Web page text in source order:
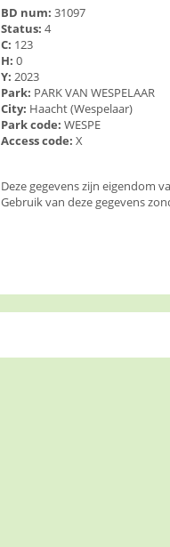
BD num: 31097
Status: 4
C: 123
H: 0
Y: 2023
Park: PARK VAN WESPELAAR
City: Haacht (Wespelaar)
Park code: WESPE
Access code: X
Deze gegevens zijn eigendom
Gebruik van deze gegevens